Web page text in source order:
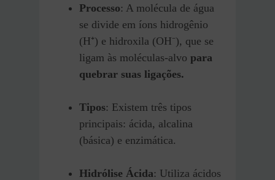
Processo: A molécula de água
se divide em íons hidrogênio
(H⁺) e hidroxila (OH⁻), que se
ligam às moléculas-alvo para
quebrar suas ligações.
Tipos: Existem três tipos
principais: ácida, alcalina
(básica) e enzimática.
Hidrólise Ácida: Utiliza ácidos